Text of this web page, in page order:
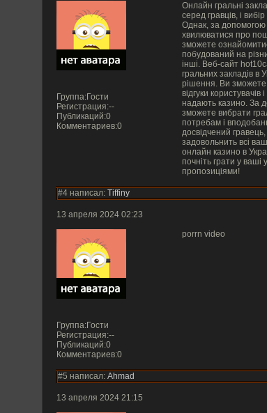
Группа:Гости
Регистрация:--
Публикаций:0
Комментариев:0
Онлайн гральні
серед гравців, і вибір найкращого може бути непростим завданням.
Однак, за допомогою
хвилюватися про
зможете ознайомитися з
побудований на різних критеріях, таких як
інші. Веб-сайт hot10casino.com забезпечує огляди найбільш популярних
гральних закладів в Україні, щоб допомогти вам прийняти інформоване
рішення. Ви зможете переглянути різні ігрові платформи, прочитати
відгуки
надають казино. За допомогою оцінки на сайті hot10casino.com ви
зможете вибрати гральний заклад, який найкраще відповідає вашим
потребам і
досвідчений гравець, тут
задовольнить всі ваші потреби. Не тратьте
онлайн казино в
почніть грати у ваші улюблені ігри з вигідними бонусами та
пропозиціями!
#4 написал: Tiffiny
13 апреля 2024 02:23
Группа:Гости
Регистрация:--
Публикаций:0
Комментариев:0
porrn video
#5 написал: Ahmad
13 апреля 2024 21:15